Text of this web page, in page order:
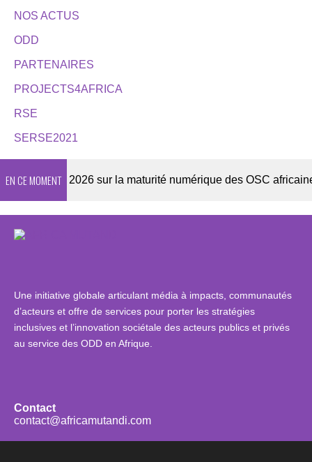
NOS ACTUS
ODD
PARTENAIRES
PROJECTS4AFRICA
RSE
SERSE2021
EN CE MOMENT2026 sur la maturité numérique des OSC africaines
Une initiative globale articulant média à impacts, communautés
d’acteurs et offre de services pour porter les stratégies
inclusives et l’innovation sociétale des acteurs publics et privés
au service des ODD en Afrique.
Contact
contact@africamutandi.com